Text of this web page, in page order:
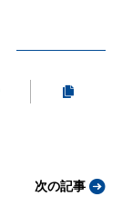
次の記事